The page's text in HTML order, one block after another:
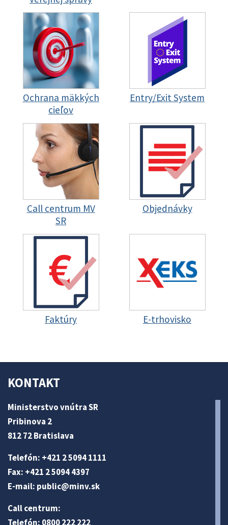
Ochrana mäkkých
cieľov
Entry/Exit System
Call centrum MV
SR
Objednávky
Faktúry E-trhovisko
KONTAKT
Ministerstvo vnútra SR
Pribinova 2
812 72 Bratislava
Telefón: +421 2 5094 1111
Fax: +421 2 5094 4397
E-mail: public@minv.sk
Call centrum:
Telefón: 0800 222 222